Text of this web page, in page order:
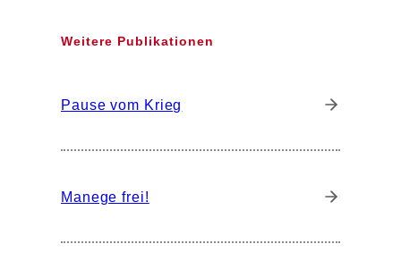
Weitere Publikationen
Pause vom Krieg
Manege frei!